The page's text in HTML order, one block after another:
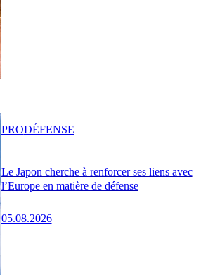
Le Japon cherche à renforcer ses liens avec
l’Europe en matière de défense
05.08.2026
PRODÉFENSE